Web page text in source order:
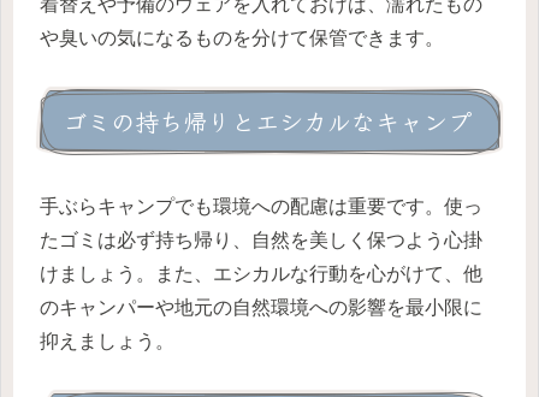
や臭いの気になるものを分けて保管できます。
ゴミの持ち帰りとエシカルなキャンプ
手ぶらキャンプでも環境への配慮は重要です。使っ
たゴミは必ず持ち帰り、自然を美しく保つよう心掛
けましょう。また、エシカルな行動を心がけて、他
のキャンパーや地元の自然環境への影響を最小限に
抑えましょう。